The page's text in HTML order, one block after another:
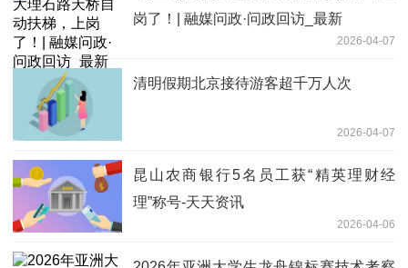
岗了！| 融媒问政·问政回访_最新
2026-04-07
清明假期北京接待游客超千万人次
2026-04-07
昆山农商银行5名员工获“精英理财经
理”称号-天天资讯
2026-04-06